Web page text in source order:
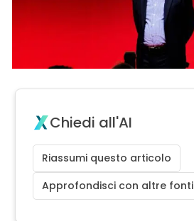
Chiedi all'AI
Riassumi questo articolo
Approfondisci con altre fonti